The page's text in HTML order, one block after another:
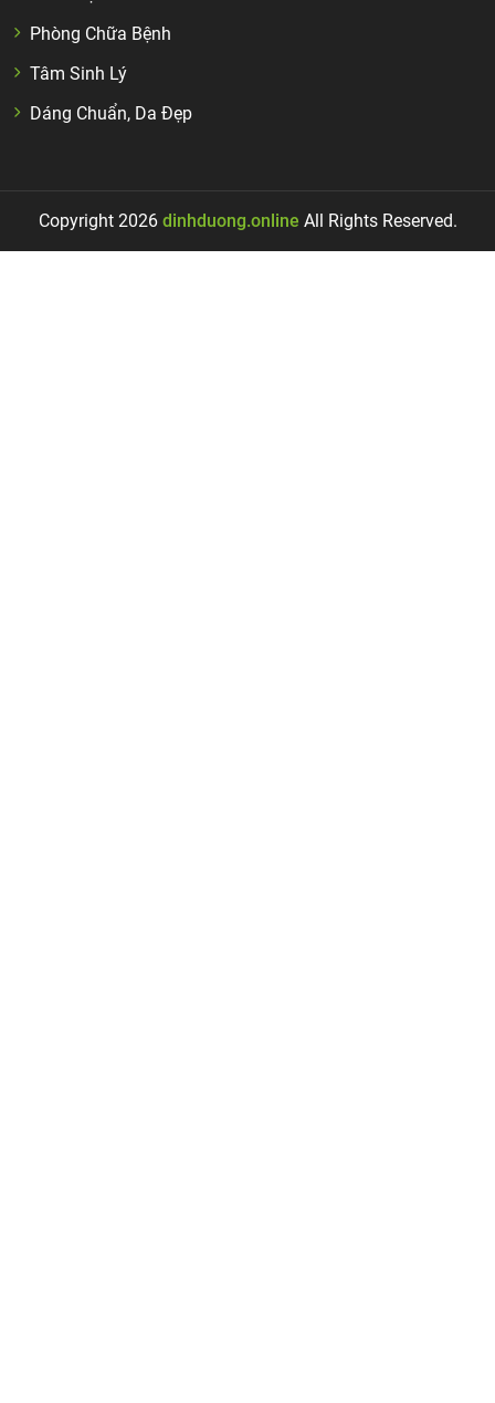
Phòng Chữa Bệnh
Tâm Sinh Lý
Dáng Chuẩn, Da Đẹp
Copyright 2026 dinhduong.online All Rights Reserved.